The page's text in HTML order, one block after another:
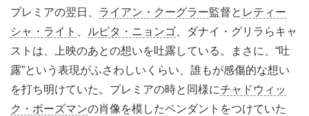
プレミアの翌日、 ライアン・クーグラー監督と レティー
シャ・ライト
ルピタ・ニョンゴ 、ダナイ・グリラらキャ
ストは、上映のあとの想いを吐露している。まさに、“吐
露”という表現がふさわしいくらい、誰もが感傷的な想い
を打ち明けていた。プレミアの時と同様にチャドウィッ
ク・ボーズマンの肖像を模したペンダントをつけていた